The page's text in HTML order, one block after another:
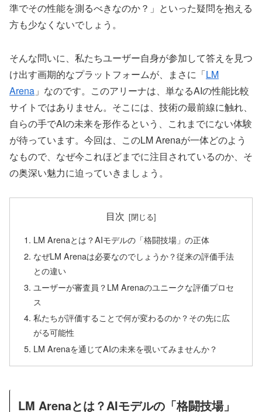
準でその性能を測るべきなのか？」といった疑問を抱える
方も少なくないでしょう。
そんな問いに、私たちユーザー自身が参加して答えを見つ
け出す画期的なプラットフォームが、まさに「LM
Arena 」なのです。このアリーナは、単なるAIの性能比較
サイトではありません。そこには、技術の最前線に触れ、
自らの手でAIの未来を形作るという、これまでにない体験
が待っています。今回は、このLM Arenaが一体どのよう
なもので、なぜ今これほどまでに注目されているのか、そ
の奥深い魅力に迫っていきましょう。
目次
LM Arenaとは？AIモデルの「格闘技場」の正体
なぜLM Arenaは必要なのでしょうか？従来の評価手法
との違い
ユーザーが審査員？LM Arenaのユニークな評価プロセ
ス
私たちが評価することで何が変わるのか？その先に広
がる可能性
LM Arenaを通じてAIの未来を覗いてみませんか？
LM Arenaとは？AIモデルの「格闘技場」